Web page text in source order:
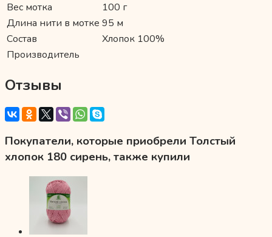
Вес мотка
100 г
Длина нити в мотке 95 м
Состав
Хлопок 100%
Производитель
Отзывы
Покупатели, которые приобрели Толстый
хлопок 180 сирень, также купили